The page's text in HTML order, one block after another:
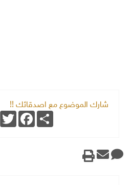
شارك الموضوع مع اصدقائك !!
Share
Facebook